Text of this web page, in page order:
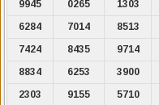
9945
0265 1303
6284
7014 8513
7424
8435 9714
8834
6253 3900
2303
9155 5710